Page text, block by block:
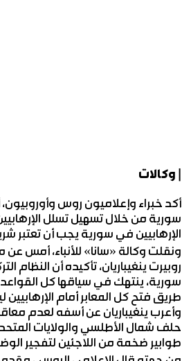
| وكالات
أكد خبراء وإعلاميون روس
سورية من خلال تسهيل تسلل الإرهابيين
الإرهابيين في سورية يجب أن تعتبر
ونقلت وكالة «سانا» للأنباء، أمس عن
روبيرت ينغيباريان، تأكيده أن
سورية، ينتهك في سياقها كل
طريق فتح كل المعابر أمام الإرهابيين
وأعرب ينغيباريان عن أسفه لعدم
حلف شمال الأطلسي والولايات
طوابير ضخمة من اللاجئين لتفجير